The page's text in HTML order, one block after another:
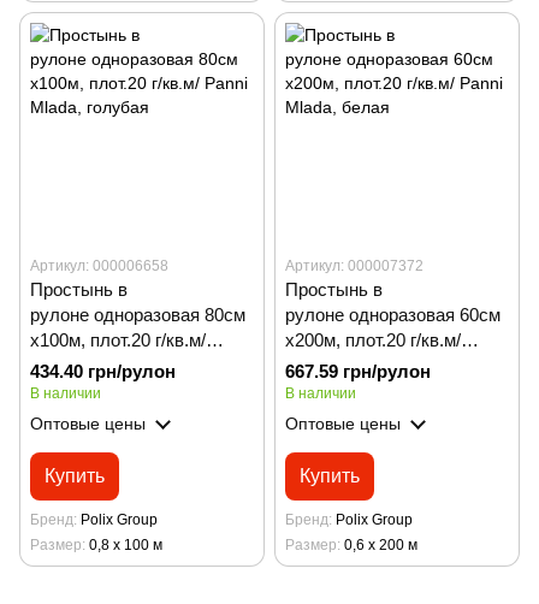
Артикул: 000006658
Простынь в
рулоне одноразовая 80см
х100м, плот.20 г/кв.м/
Panni Mladа, голубая
434.40 грн/рулон
В наличии
Оптовые цены
Купить
Бренд Polix Group
Размер 0,8 х 100 м
Артикул: 000007372
Простынь в
рулоне одноразовая 60см
х200м, плот.20 г/кв.м/
Panni Mladа, белая
667.59 грн/рулон
В наличии
Оптовые цены
Купить
Бренд Polix Group
Размер 0,6 х 200 м